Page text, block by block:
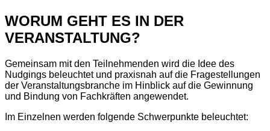
WORUM GEHT ES IN DER
VERANSTALTUNG?
Gemeinsam mit den Teilnehmenden wird die Idee des
Nudgings beleuchtet und praxisnah auf die Fragestellungen
der Veranstaltungsbranche im Hinblick auf die Gewinnung
und Bindung von Fachkräften angewendet.
Im Einzelnen werden folgende Schwerpunkte beleuchtet: